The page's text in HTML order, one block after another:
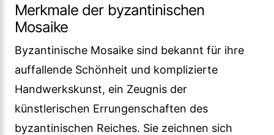
Merkmale der byzantinischen
Mosaike
Byzantinische Mosaike sind bekannt für ihre
auffallende Schönheit und komplizierte
Handwerkskunst, ein Zeugnis der
künstlerischen Errungenschaften des
byzantinischen Reiches. Sie zeichnen sich